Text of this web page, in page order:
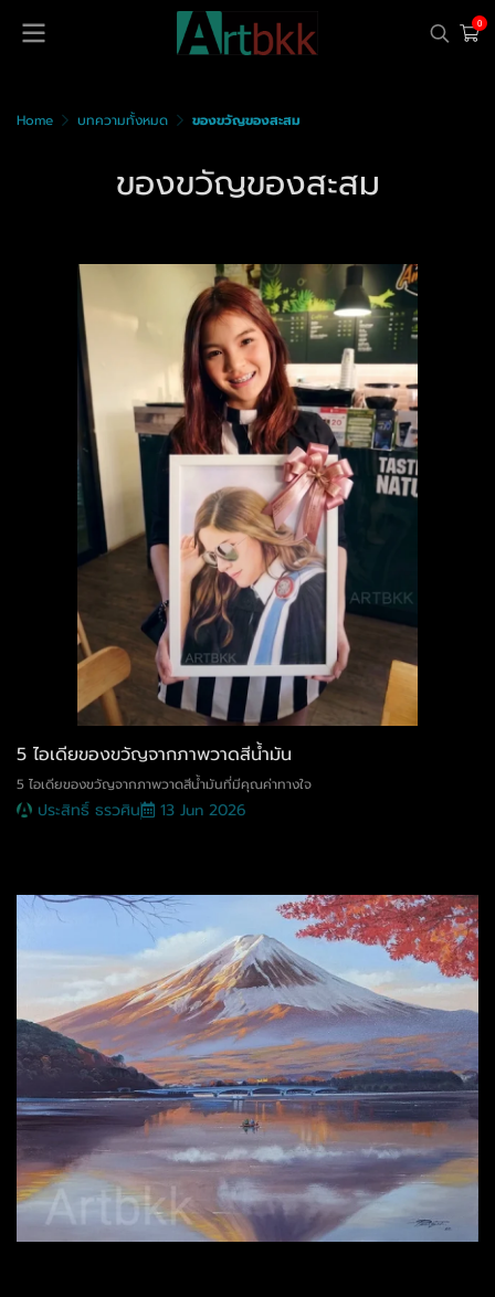
0
Home บทความทั้งหมด ของขวัญของสะสม
ของขวัญของสะสม
5 ไอเดียของขวัญจากภาพวาดสีน้ำมัน
5 ไอเดียของขวัญจากภาพวาดสีน้ำมันที่มีคุณค่าทางใจ
ประสิทธิ์ ธรวศิน 13 Jun 2026